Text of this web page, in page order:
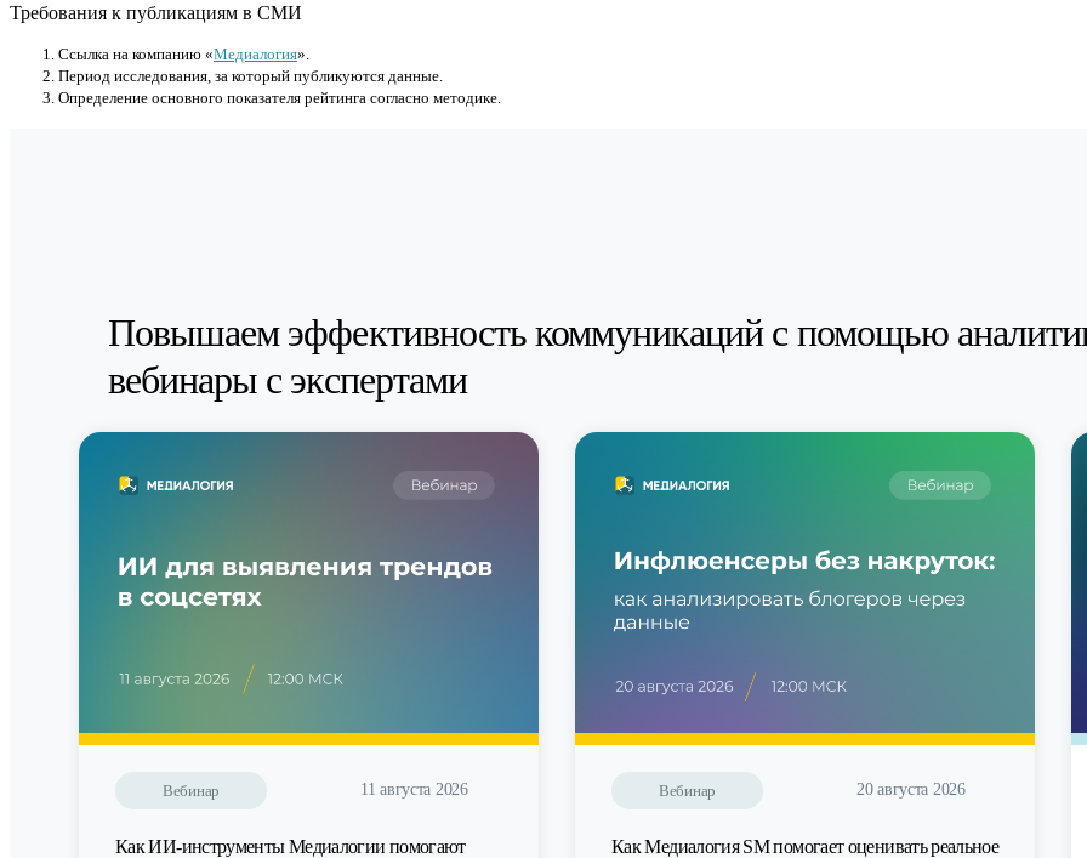
Требования к публикациям в СМИ
Cсылка на компанию «Медиалогия».
Период исследования, за который публикуются данные.
Определение основного показателя рейтинга согласно методике.
Повышаем эффективность коммуникаций с помощью
вебинары с экспертами
Вебинар 11 августа 2026
Как ИИ-инструменты Медиалогии помогают
Вебинар 20 августа 2026
Как Медиалогия SM помогает оценивать реальное